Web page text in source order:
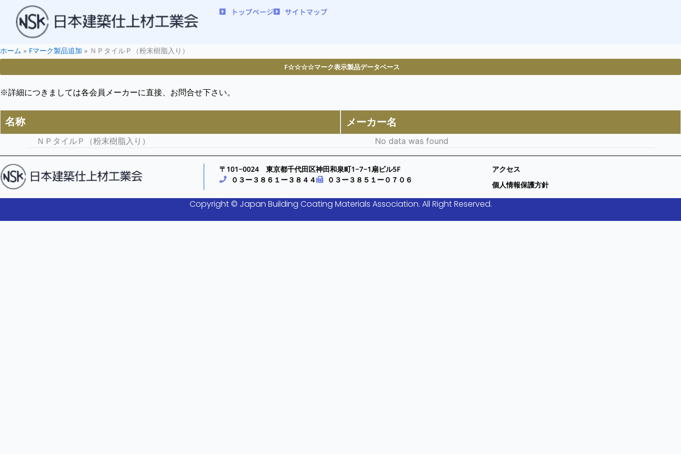
トップページ サイトマップ
ホーム » Fマーク製品追加 » ＮＰタイルＰ（粉末樹脂入り）
F☆☆☆☆マーク表示製品データベース
※詳細につきましては各会員メーカーに直接、お問合せ下さい。
名称 メーカー名
ＮＰタイルＰ（粉末樹脂入り） No data was found
〒101−0024 東京都千代田区神田和泉町1−7−1扇ビル5F
０３ー３８６１ー３８４４
０３ー３８５１ー０７０６
アクセス
個人情報保護方針
Copyright © Japan Building Coating Materials Association. All Right Reserved.